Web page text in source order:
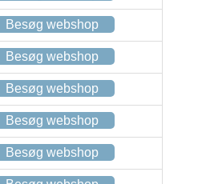
Besøg webshop
Besøg webshop
Besøg webshop
Besøg webshop
Besøg webshop